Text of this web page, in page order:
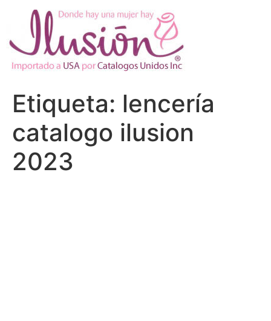
contenido
Etiqueta: lencería
catalogo ilusion
2023